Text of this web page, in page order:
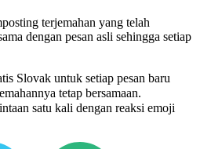
terjemahan yang telah
dengan pesan asli sehingga setiap
Slovak untuk setiap pesan baru
tetap bersamaan.
satu kali dengan reaksi emoji